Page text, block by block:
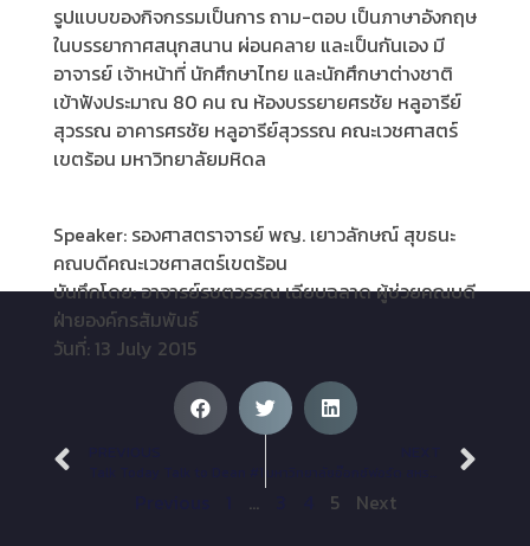
รูปแบบของกิจกรรมเป็นการ ถาม-ตอบ เป็นภาษาอังกฤษ
ในบรรยากาศสนุกสนาน ผ่อนคลาย และเป็นกันเอง มี
อาจารย์ เจ้าหน้าที่ นักศึกษาไทย และนักศึกษาต่างชาติ
เข้าฟังประมาณ 80 คน ณ ห้องบรรยายศรชัย หลูอารีย์
สุวรรณ อาคารศรชัย หลูอารีย์สุวรรณ คณะเวชศาสตร์
เขตร้อน มหาวิทยาลัยมหิดล
Speaker: รองศาสตราจารย์ พญ. เยาวลักษณ์ สุขธนะ
คณบดีคณะเวชศาสตร์เขตร้อน
บันทึกโดย: อาจารย์รชตวรรณ เฉียบฉลาด ผู้ช่วยคณบดี
ฝ่ายองค์กรสัมพันธ์
วันที่: 13 July 2015
… 5 Next